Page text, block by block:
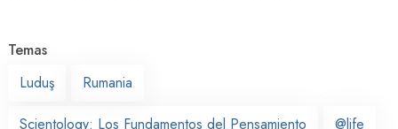
Temas
Luduş
Rumania
Scientology: Los Fundamentos del Pensamiento @life